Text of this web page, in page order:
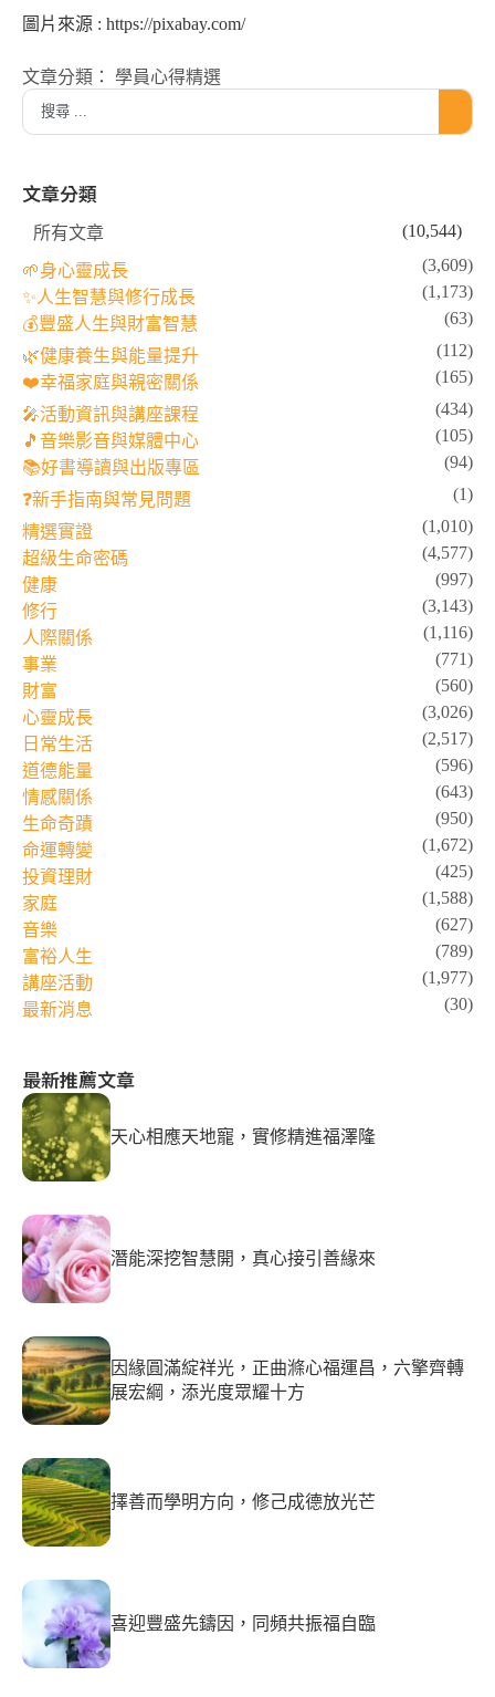
圖片來源 : https://pixabay.com/
文章分類： 學員心得精選
文章分類
所有文章 (10,544)
🌱身心靈成長
(3,609)
✨人生智慧與修行成長
(1,173)
💰豐盛人生與財富智慧
(63)
🌿健康養生與能量提升
(112)
❤️幸福家庭與親密關係
(165)
🎤活動資訊與講座課程
(434)
🎵音樂影音與媒體中心
(105)
📚好書導讀與出版專區
(94)
❓新手指南與常見問題
(1)
精選實證
(1,010)
超級生命密碼
(4,577)
健康
(997)
修行
(3,143)
人際關係
(1,116)
事業
(771)
財富
(560)
心靈成長
(3,026)
日常生活
(2,517)
道德能量
(596)
情感關係
(643)
生命奇蹟
(950)
命運轉變
(1,672)
投資理財
(425)
家庭
(1,588)
音樂
(627)
富裕人生
(789)
講座活動
(1,977)
最新消息
(30)
最新推薦文章
天心相應天地寵，實修精進福澤隆
潛能深挖智慧開，真心接引善緣來
因緣圓滿綻祥光，正曲滌心福運昌，六擎齊轉
展宏綱，添光度眾耀十方
擇善而學明方向，修己成德放光芒
喜迎豐盛先鑄因，同頻共振福自臨